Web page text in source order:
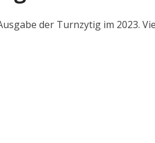
der Turnzytig im 2023.